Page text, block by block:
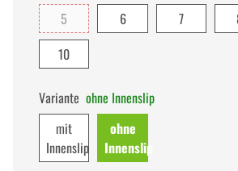
5
6 7
10
Variante ohne Innenslip
mit
Innenslip
ohne
Innenslip